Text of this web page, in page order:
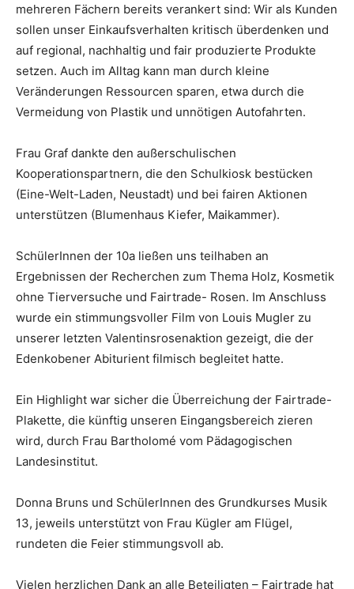
mehreren Fächern bereits verankert sind: Wir als Kunden
sollen unser Einkaufsverhalten kritisch überdenken und
auf regional, nachhaltig und fair produzierte Produkte
setzen. Auch im Alltag kann man durch kleine
Veränderungen Ressourcen sparen, etwa durch die
Vermeidung von Plastik und unnötigen Autofahrten.
Frau Graf dankte den außerschulischen
Kooperationspartnern, die den Schulkiosk bestücken
(Eine-Welt-Laden, Neustadt) und bei fairen Aktionen
unterstützen (Blumenhaus Kiefer, Maikammer).
SchülerInnen der 10a ließen uns teilhaben an
Ergebnissen der Recherchen zum Thema Holz, Kosmetik
ohne Tierversuche und Fairtrade- Rosen. Im Anschluss
wurde ein stimmungsvoller Film von Louis Mugler zu
unserer letzten Valentinsrosenaktion gezeigt, die der
Edenkobener Abiturient filmisch begleitet hatte.
Ein Highlight war sicher die Überreichung der Fairtrade-
Plakette, die künftig unseren Eingangsbereich zieren
wird, durch Frau Bartholomé vom Pädagogischen
Landesinstitut.
Donna Bruns und SchülerInnen des Grundkurses Musik
13, jeweils unterstützt von Frau Kügler am Flügel,
rundeten die Feier stimmungsvoll ab.
Vielen herzlichen Dank an alle Beteiligten – Fairtrade hat